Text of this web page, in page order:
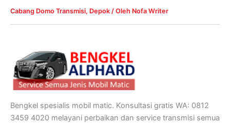
Cabang Domo Transmisi, Depok / Oleh Nofa Writer
Bengkel spesialis mobil matic. Konsultasi gratis WA: 0812
3459 4020 melayani perbaikan dan service transmisi semua